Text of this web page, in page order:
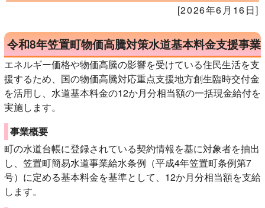
[2026年6月16日]
令和8年笠置町物価高騰対策水道基本料金支援事業
エネルギー価格や物価高騰の影響を受けている住民生活を支
援するため、国の物価高騰対応重点支援地方創生臨時交付金
を活用し、水道基本料金の12か月分相当額の一括現金給付を
実施します。
事業概要
町の水道台帳に登録されている契約情報を基に対象者を抽出
し、笠置町簡易水道事業給水条例（平成4年笠置町条例第7
号）に定める基本料金を基準として、12か月分相当額を支給
します。